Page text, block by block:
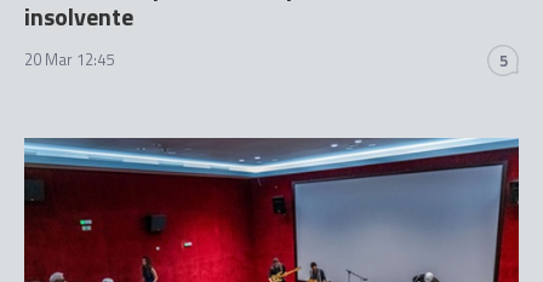
insolvente
20 Mar 12:45 5